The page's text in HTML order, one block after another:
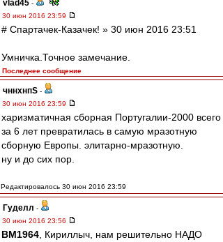
vlad45 -
30 июн 2016 23:59
# Спартачек-Казачек! » 30 июн 2016 23:51
Умничка.Точное замечание.
Последнее сообщение
чннхнпS -
30 июн 2016 23:59
харизматичная сборная Португалии-2000 всего
за 6 лет превратилась в самую мразотную
сборную Европы. элитарно-мразотную.
ну и до сих пор.
Редактировалось 30 июн 2016 23:59
Гуделл -
30 июн 2016 23:56
BM1964 , Кириллыч, нам решительно НАДО